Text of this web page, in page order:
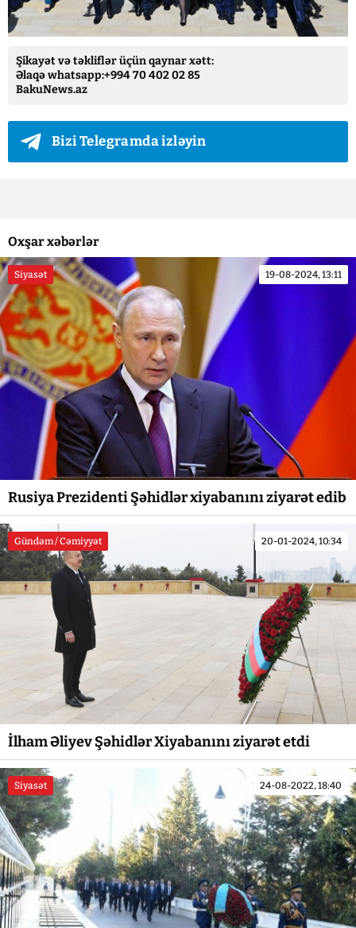
Şikayət və təkliflər üçün qaynar xətt:
Əlaqə whatsapp:+994 70 402 02 85
BakuNews.az
Bizi Telegramda izləyin
Oxşar xəbərlər
Siyasət 19-08-2024, 13:11
Rusiya Prezidenti Şəhidlər xiyabanını ziyarət edib
Gündəm / Cəmiyyət 20-01-2024, 10:34
İlham Əliyev Şəhidlər Xiyabanını ziyarət etdi
Siyasət 24-08-2022, 18:40